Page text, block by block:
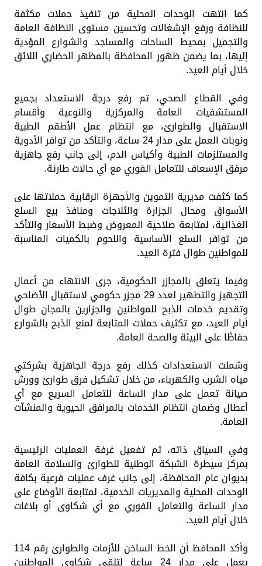
كما انتهت الوحدات المحلية من تنفيذ حملات مكثفة
للنظافة ورفع الإشغالات وتحسين مستوى النظافة العامة
والتجميل بمحيط الساحات والمساجد والشوارع المؤدية
إليها، بما يضمن ظهور المحافظة بالمظهر الحضاري اللائق
خلال أيام العيد.
وفي القطاع الصحي، تم رفع درجة الاستعداد بجميع
المستشفيات العامة والمركزية والنوعية وأقسام
الاستقبال والطوارئ، مع انتظام عمل الأطقم الطبية
ونوبات العمل على مدار 24 ساعة، والتأكد من توافر الأدوية
والمستلزمات الطبية وأكياس الدم، إلى جانب رفع جاهزية
مرفق الإسعاف للتعامل الفوري مع أي حالات طارئة.
كما كثفت مديرية التموين والأجهزة الرقابية حملاتها على
الأسواق ومحال الجزارة والثلاجات ومنافذ بيع السلع
الغذائية، لمتابعة صلاحية المعروض وضبط الأسعار والتأكد
من توافر السلع الأساسية واللحوم بالكميات المناسبة
للمواطنين طوال فترة العيد.
وفيما يتعلق بالمجازر الحكومية، جرى الانتهاء من أعمال
التجهيز والتطهير لعدد 29 مجزر حكومي لاستقبال الأضاحي
وتقديم خدمات الذبح للمواطنين والجزارين بالمجان طوال
أيام العيد، مع تكثيف حملات المتابعة لمنع الذبح بالشوارع
حفاظًا على البيئة والصحة العامة.
وشملت الاستعدادات كذلك رفع درجة الجاهزية بشركتي
مياه الشرب والكهرباء، من خلال تشكيل فرق طوارئ وورش
صيانة تعمل على مدار الساعة للتعامل السريع مع أي
أعطال وضمان انتظام الخدمات بالمرافق الحيوية والمنشآت
العامة.
وفي السياق ذاته، تم تفعيل غرفة العمليات الرئيسية
بمركز سيطرة الشبكة الوطنية للطوارئ والسلامة العامة
بديوان عام المحافظة، إلى جانب غرف عمليات فرعية بكافة
الوحدات المحلية والمديريات الخدمية، لمتابعة الأوضاع على
مدار الساعة والتعامل الفوري مع أي شكاوى أو بلاغات
خلال أيام العيد.
وأكد المحافظ أن الخط الساخن للأزمات والطوارئ رقم 114
يعمل على مدار 24 ساعة لتلقي شكاوى المواطنين